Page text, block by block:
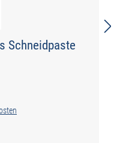
Schneidpaste